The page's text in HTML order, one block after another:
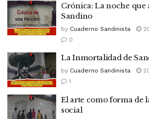
Crónica: La noche que
Sandino
by Cuaderno Sandinista
0
La Inmortalidad de
by Cuaderno Sandinista
1
El arte como forma de
social